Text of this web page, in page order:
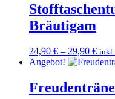
Bräutigam
24,90 € – 29,90 €
Angebot!